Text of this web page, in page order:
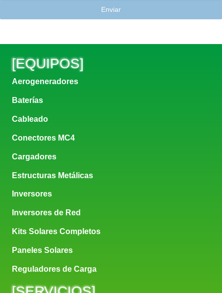
Enviar
[EQUIPOS]
Aerogeneradores
Baterías
Cableado
Conectores MC4
Cargadores
Estructuras Metálicas
Inversores
Inversores de Red
Kits Solares Completos
Paneles Solares
Reguladores de Carga